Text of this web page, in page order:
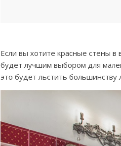
Если вы хотите красные стены
будет лучшим выбором для
это будет льстить